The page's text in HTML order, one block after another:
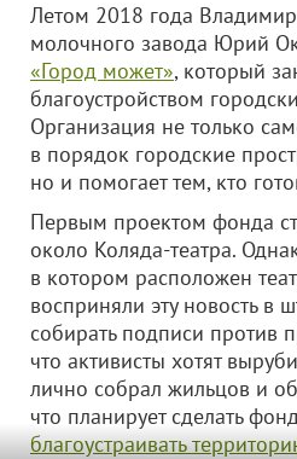
Летом 2018 года
молочного завода Юрий
«Город может», который
благоустройством
Организация не только
в порядок городские
но и помогает тем, кто
Первым проектом фонда
около Коляда-театра.
в котором расположен
восприняли эту новость в
собирать подписи против
что активисты хотят
лично собрал жильцов и
что планирует сделать
благоустраивать